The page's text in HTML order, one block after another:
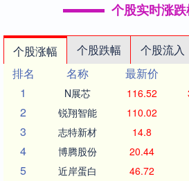
个股实时涨
个股涨幅 个股跌幅 个股流入
排名
名称 最新价
1
N展芯 116.52
2 锐翔智能 110.02
3 志特新材 14.8
4 博腾股份 20.44
5 近岸蛋白 46.72